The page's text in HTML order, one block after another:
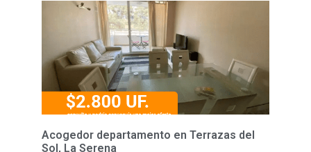
Acogedor departamento en Terrazas del
Sol, La Serena